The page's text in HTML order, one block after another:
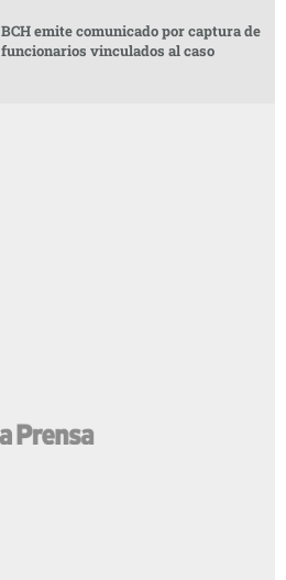
BCH emite comunicado por captura de
funcionarios vinculados al caso